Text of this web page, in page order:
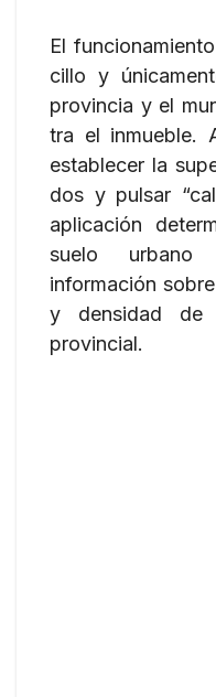
El
ci­llo y
pro­vin­cia y el
tra el inmue­ble.
esta­ble­cer la
dos y pul­sar
apli­ca­ción
suelo
información
y densidad de
provincial.